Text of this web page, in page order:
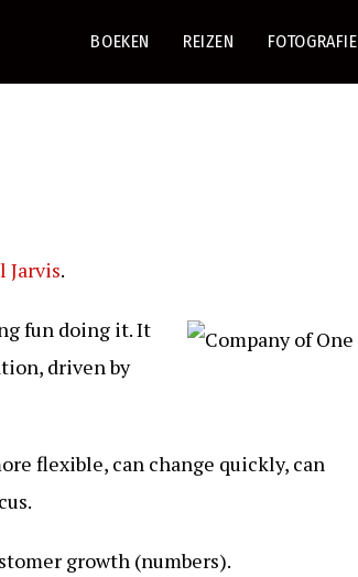
BOEKEN REIZEN FOTOGRAFIE
Jarvis.
fun doing it. It
driven by
flexible, can change quickly, can
growth (numbers).